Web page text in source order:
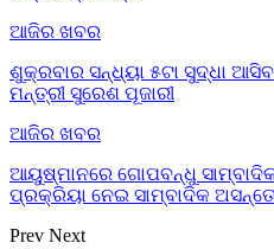
ଆଜିର ଖବର
ଶୁକ୍ରବାର ସନ୍ଧ୍ୟା ୫ଟା ସୁଦ୍ଧା
ମନ୍ତ୍ରୀ ସୁରେଶ ପୂଜାରୀ
ଆଜିର ଖବର
ଆୟୁଷ୍ମାନରେ ଗୋପବନ୍ଧୁ ସାମ୍ବାଦିକ
ପ୍ରକ୍ରିୟା ନେଇ ସାମ୍ବାଦିକ
Prev Next